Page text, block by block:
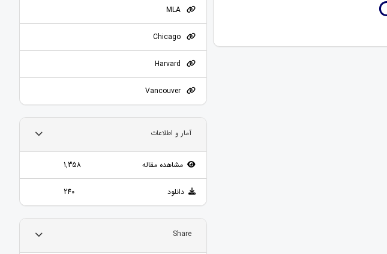
آمار و اطلاعات
مشاهده مقاله 1,358
دانلود 240
Share